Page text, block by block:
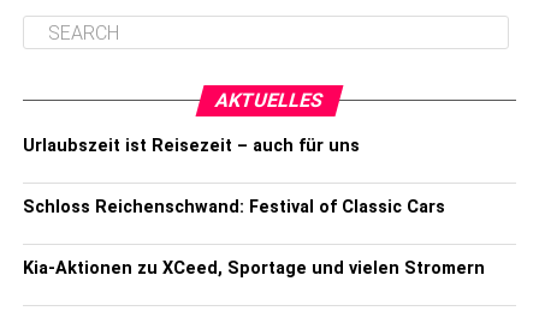
AKTUELLES
Urlaubszeit ist Reisezeit – auch für uns
Schloss Reichenschwand: Festival of Classic Cars
Kia-Aktionen zu XCeed, Sportage und vielen Stromern